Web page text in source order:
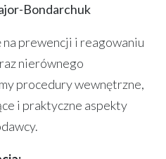
Bondarchuk
prewencji i reagowaniu
nierównego
procedury wewnętrzne,
i praktyczne aspekty